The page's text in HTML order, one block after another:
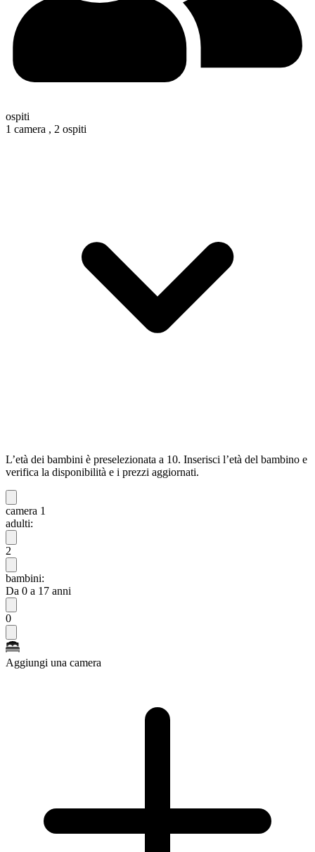
ospiti
1 camera , 2 ospiti
L’età dei bambini è preselezionata a 10. Inserisci l’età del bambino e
verifica la disponibilità e i prezzi aggiornati.
camera 1
adulti:
2
bambini:
Da 0 a 17 anni
0
Aggiungi una camera